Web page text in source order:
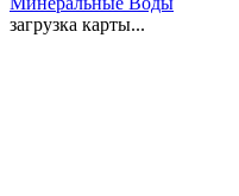
загрузка карты...